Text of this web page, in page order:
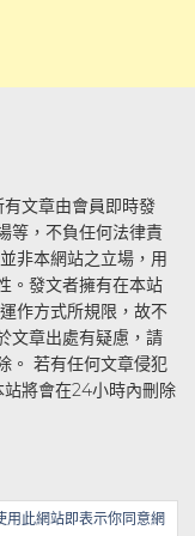
文章由會員即時發
等，不負任何法律責
非本網站之立場，用
。發文者擁有在本站
作方式所規限，故不
文章出處有疑慮，請
。 若有任何文章侵犯
將會在24小時內刪除
此網站即表示你同意網